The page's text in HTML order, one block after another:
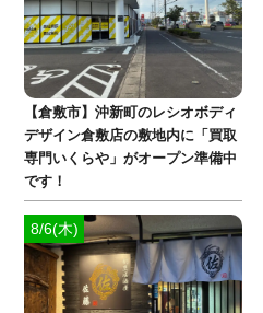
【倉敷市】沖新町のレシオボディ
デザイン倉敷店の敷地内に「買取
専門いくらや」がオープン準備中
です！
8/6(木)